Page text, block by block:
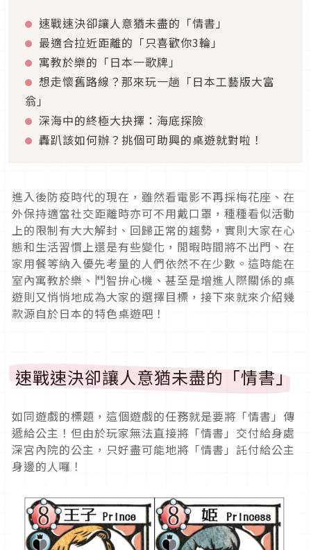
速戰速決卻讓人意猶未盡的「情書」
最適合拉近距離的「只喜歡你3輪」
寓教於樂的「日本一歌牌」
想走懷舊路線？那來玩一趟「日本工藝版大富
翁」
深海中的終極大抉擇：海底探險
轟趴該如何辦？挑個可助興的桌遊就對啦！
進入後防疫時代的現在，雖然看電影不再採梅花座、在
外保持適當社交距離時亦可不用戴口罩，種種看似活動
上的限制有大大解封、回歸正常的趨勢，實則大家在心
態和生活習慣上還是有些變化，閒暇時間將不出門、在
家用餐等納入優先考量的人們依然不在少數。這時能在
室內寓教於樂、鬥智拚心機、甚至是增進人際關係的桌
遊則又悄悄地成為大家的選擇目標，接下來就來介紹幾
款源自於日本的特色桌遊吧！
速戰速決卻讓人意猶未盡的「情書」
如同遊戲的標題，這個遊戲的任務就是要將「情書」傳
遞給公主！但由於玩家無法直接將「情書」交付給身處
深宮內院的公主，只好盡可能地將「情書」託付給公主
身邊的人囉！